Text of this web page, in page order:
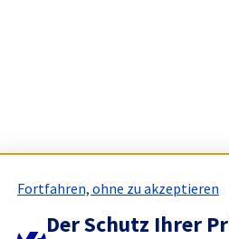
Fortfahren, ohne zu akzeptieren
Der Schutz Ihrer